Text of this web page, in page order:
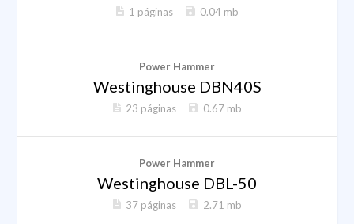
1 páginas 0.04 mb
Power Hammer
Westinghouse DBN40S
23 páginas 0.67 mb
Power Hammer
Westinghouse DBL-50
37 páginas 2.71 mb